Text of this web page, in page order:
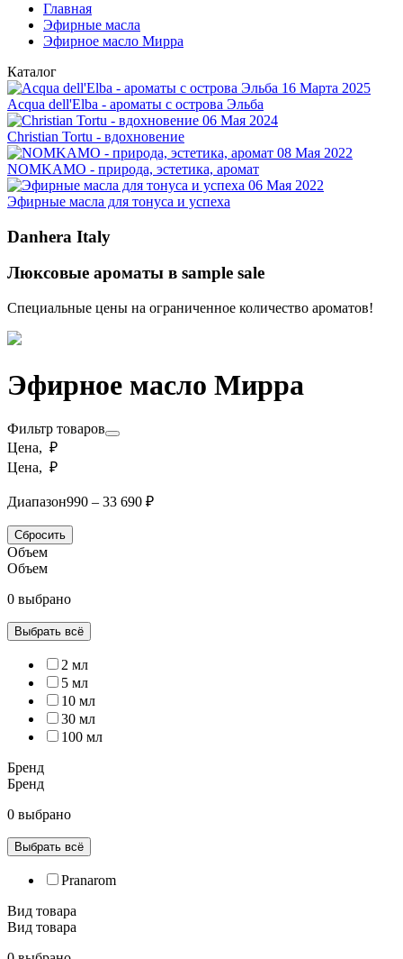
Главная
Эфирные масла
Эфирное масло Мирра
Каталог
16 Марта 2025
Acqua dell'Elba - ароматы с острова Эльба
06 Мая 2024
Christian Tortu - вдохновение
08 Мая 2022
NOMKAMO - природа, эстетика, аромат
06 Мая 2022
Эфирные масла для тонуса и успеха
Danhera Italy
Люксовые ароматы в sample sale
Специальные цены на ограниченное количество ароматов!
Эфирное масло Мирра
Фильтр товаров
Цена, ₽
Цена, ₽
Диапазон990 – 33 690 ₽
Сбросить
Объем
Объем
0 выбрано
Выбрать всё
2 мл
5 мл
10 мл
30 мл
100 мл
Бренд
Бренд
0 выбрано
Выбрать всё
Pranarom
Вид товара
Вид товара